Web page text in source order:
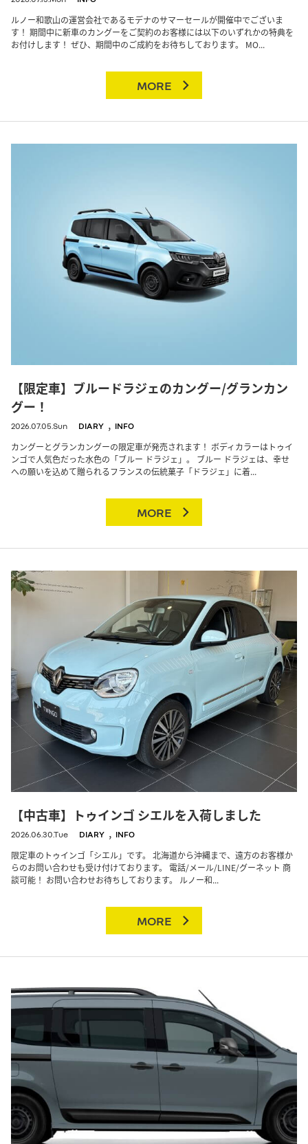
ルノー和歌山の運営会社であるモデナのサマーセールが開催中でございま
す！ 期間中に新車のカングーをご契約のお客様には以下のいずれかの特典を
お付けします！ ぜひ、期間中のご成約をお待ちしております。 MO...
MORE
【限定車】ブルードラジェのカングー/グランカン
グー！
2026.07.05.Sun DIARY , INFO
カングーとグランカングーの限定車が発売されます！ ボディカラーはトゥイ
ンゴで人気色だった水色の「ブルー ドラジェ」。 ブルー ドラジェは、幸せ
への願いを込めて贈られるフランスの伝統菓子「ドラジェ」に着...
MORE
【中古車】トゥインゴ シエルを入荷しました
2026.06.30.Tue DIARY , INFO
限定車のトゥインゴ「シエル」です。 北海道から沖縄まで、遠方のお客様か
らのお問い合わせも受け付けております。 電話/メール/LINE/グーネット 商
談可能！ お問い合わせお待ちしております。 ルノー和...
MORE